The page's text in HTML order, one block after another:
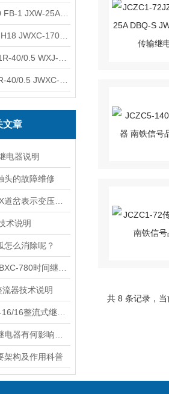
文章
电器说明
头的故障维修
术说明
怎么消除呢？
器技术说明
架构及作用科普
共 8 条记录，